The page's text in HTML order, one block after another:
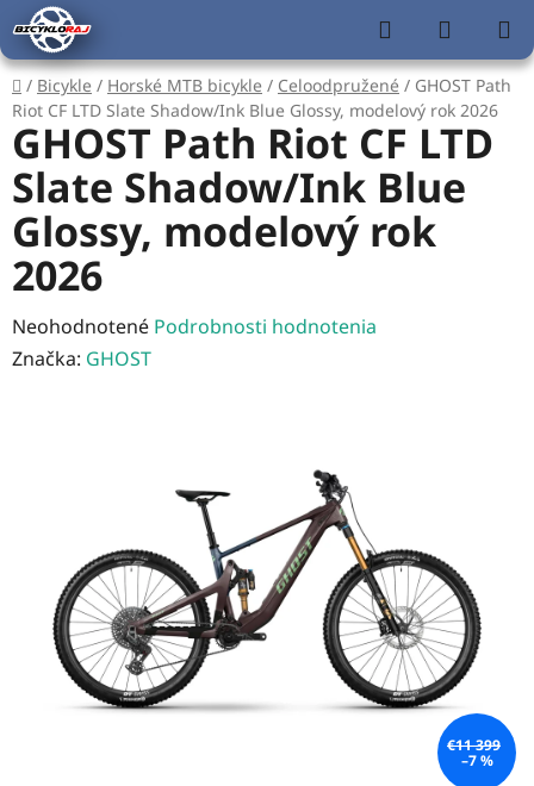
Prejsť
na
obsah
Hľadať
KOŠÍK
Domov
/ Bicykle / Horské MTB bicykle / Celoodpružené / GHOST Path
Riot CF LTD Slate Shadow/Ink Blue Glossy, modelový rok 2026
GHOST Path Riot CF LTD
Slate Shadow/Ink Blue
Glossy, modelový rok
2026
Priemerné
hodnotenie
hviezdičiek.
Neohodnotené Podrobnosti hodnotenia
Značka: GHOST
€11 399
–7 %